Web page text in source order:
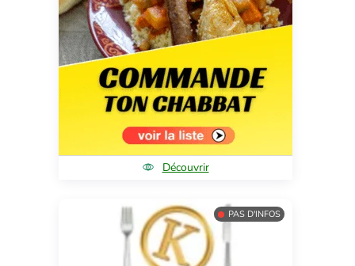
Découvrir
PAS D'INFOS